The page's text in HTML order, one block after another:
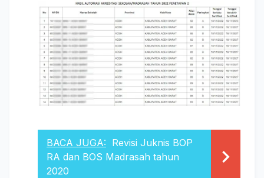
BACA JUGA: Revisi Juknis BOP
RA dan BOS Madrasah tahun
2020